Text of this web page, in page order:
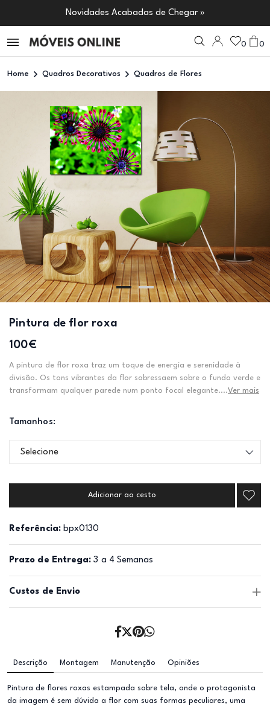
Novidades Acabadas de Chegar »
0 0
Home Quadros Decorativos Quadros de Flores
Pintura de flor roxa
100€
A pintura de flor roxa traz um toque de energia e serenidade à
divisão. Os tons vibrantes da flor sobressaem sobre o fundo verde e
transformam qualquer parede num ponto focal elegante....Ver mais
Tamanhos:
Selecione
Adicionar ao cesto
Referência: bpx0130
Prazo de Entrega: 3 a 4 Semanas
Custos de Envio
Descrição Montagem Manutenção Opiniões
Pintura de flores roxas estampada sobre tela, onde o protagonista
da imagem é sem dúvida a flor com suas formas peculiares, uma